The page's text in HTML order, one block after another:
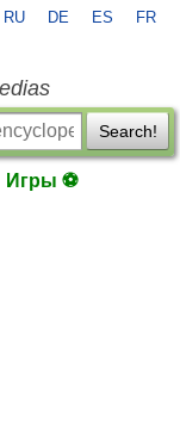
RU DE ES FR
Search!
Игры ⚽